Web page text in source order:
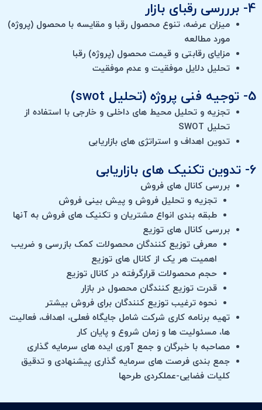
4- برررسی رقبای بازار
میزان عرضه، تنوع محصول رقبا و مقایسه با محصول (پروژه)
مورد مطالعه
مزایای رقابتی و قیمت محصول (پروژه) رقبا
تحلیل دلایل موفقیت و عدم موفقیت
5- توجیه فنی پروژه (تحلیل swot)
تجزیه و تحلیل محیط های داخلی و خارجی با استفاده از
تحلیل SWOT
تدوین اهداف و استراتژی های بازاریابی
6- تدوین تکنیک های بازاریابی
بررسی کانال های فروش
تجزیه و تحلیل فروش و پیش بینی فروش
طبقه بندی انواع مشتریان و تکنیک های فروش به آنها
بررسی کانال های توزیع
معرفی توزیع کنندگان محصولات کمک بازرسی و ضریب
اهمیت هر یک از کانال های توزیع
حجم محصولات قرارگرفته در کانال توزیع
قدرت توزیع کنندگان محصول در بازار
نحوه ترغیب توزیع کنندگان برای فروش بیشتر
تهیه برنامه کاری شرکت شامل جایگاه فعلی، اهداف، فعالیت
ها، مسئولیت ها و زمان شروع و پایان کار
مصاحبه با خبرگان و جمع آوری ایده های سرمایه گذاری
جمع بندی فرصت های سرمایه گذاری پیشنهادی و تدقیق
کلیات فضایی-عملکردی طرح­ها